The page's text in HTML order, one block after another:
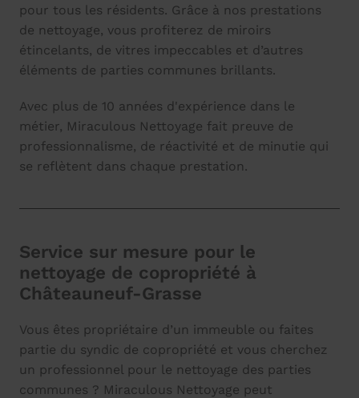
pour tous les résidents. Grâce à nos prestations
de nettoyage, vous profiterez de miroirs
étincelants, de vitres impeccables et d’autres
éléments de parties communes brillants.
Avec plus de 10 années d'expérience dans le
métier, Miraculous Nettoyage fait preuve de
professionnalisme, de réactivité et de minutie qui
se reflètent dans chaque prestation.
Service sur mesure pour le
nettoyage de copropriété à
Châteauneuf-Grasse
Vous êtes propriétaire d’un immeuble ou faites
partie du syndic de copropriété et vous cherchez
un professionnel pour le nettoyage des parties
communes ? Miraculous Nettoyage peut